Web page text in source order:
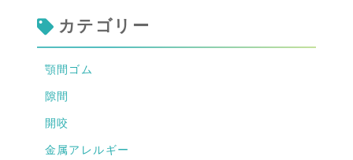
カテゴリー
顎間ゴム
隙間
開咬
金属アレルギー